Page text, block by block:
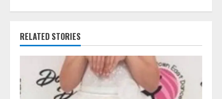
R
a
RELATED STORIES